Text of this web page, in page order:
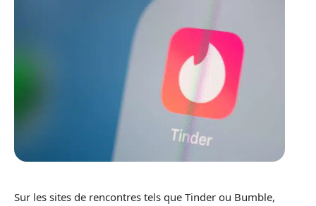
Sur les sites de rencontres tels que Tinder ou Bumble,